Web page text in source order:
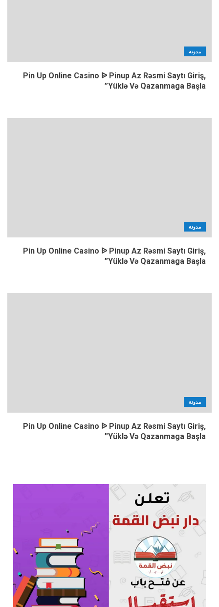
مدونة
Pin Up Online Casino ᐉ Pinup Az Rəsmi Saytı Giriş,
Yüklə Və Qazanmaga Başla”
مدونة
Pin Up Online Casino ᐉ Pinup Az Rəsmi Saytı Giriş,
Yüklə Və Qazanmaga Başla”
مدونة
Pin Up Online Casino ᐉ Pinup Az Rəsmi Saytı Giriş,
Yüklə Və Qazanmaga Başla”